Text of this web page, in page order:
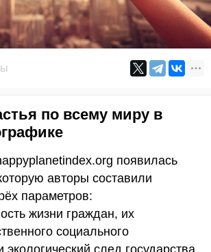
по всему миру в
появилась
авторы составили
параметров:
жизни граждан, их
социального
экологический след государства